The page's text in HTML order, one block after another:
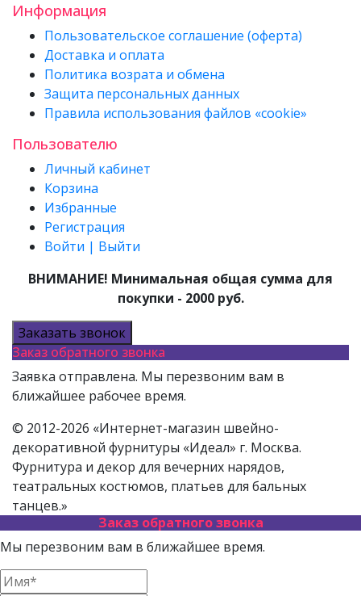
Информация
Пользовательское соглашение (оферта)
Доставка и оплата
Политика возрата и обмена
Защита персональных данных
Правила использования файлов «cookie»
Пользователю
Личный кабинет
Корзина
Избранные
Регистрация
Войти | Выйти
ВНИМАНИЕ! Минимальная общая сумма для
покупки - 2000 руб.
Заказать звонок
Заказ обратного звонка
Заявка отправлена. Мы перезвоним вам в
ближайшее рабочее время.
© 2012-2026 «Интернет-магазин швейно-
декоративной фурнитуры «Идеал» г. Москва.
Фурнитура и декор для вечерних нарядов,
театральных костюмов, платьев для бальных
танцев.»
Заказ обратного звонка
Мы перезвоним вам в ближайшее время.